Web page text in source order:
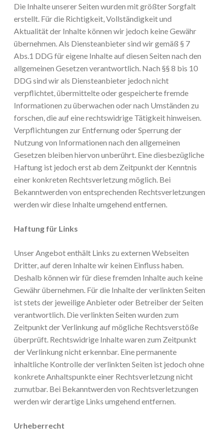
Die Inhalte unserer Seiten wurden mit größter Sorgfalt
erstellt. Für die Richtigkeit, Vollständigkeit und
Aktualität der Inhalte können wir jedoch keine Gewähr
übernehmen. Als Diensteanbieter sind wir gemäß § 7
Abs.1 DDG für eigene Inhalte auf diesen Seiten nach den
allgemeinen Gesetzen verantwortlich. Nach §§ 8 bis 10
DDG sind wir als Diensteanbieter jedoch nicht
verpflichtet, übermittelte oder gespeicherte fremde
Informationen zu überwachen oder nach Umständen zu
forschen, die auf eine rechtswidrige Tätigkeit hinweisen.
Verpflichtungen zur Entfernung oder Sperrung der
Nutzung von Informationen nach den allgemeinen
Gesetzen bleiben hiervon unberührt. Eine diesbezügliche
Haftung ist jedoch erst ab dem Zeitpunkt der Kenntnis
einer konkreten Rechtsverletzung möglich. Bei
Bekanntwerden von entsprechenden Rechtsverletzungen
werden wir diese Inhalte umgehend entfernen.
Haftung für Links
Unser Angebot enthält Links zu externen Webseiten
Dritter, auf deren Inhalte wir keinen Einfluss haben.
Deshalb können wir für diese fremden Inhalte auch keine
Gewähr übernehmen. Für die Inhalte der verlinkten Seiten
ist stets der jeweilige Anbieter oder Betreiber der Seiten
verantwortlich. Die verlinkten Seiten wurden zum
Zeitpunkt der Verlinkung auf mögliche Rechtsverstöße
überprüft. Rechtswidrige Inhalte waren zum Zeitpunkt
der Verlinkung nicht erkennbar. Eine permanente
inhaltliche Kontrolle der verlinkten Seiten ist jedoch ohne
konkrete Anhaltspunkte einer Rechtsverletzung nicht
zumutbar. Bei Bekanntwerden von Rechtsverletzungen
werden wir derartige Links umgehend entfernen.
Urheberrecht